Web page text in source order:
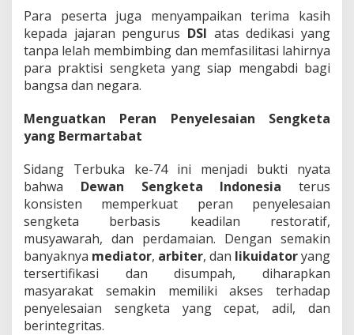
Para peserta juga menyampaikan terima kasih
kepada jajaran pengurus DSI atas dedikasi yang
tanpa lelah membimbing dan memfasilitasi lahirnya
para praktisi sengketa yang siap mengabdi bagi
bangsa dan negara.
Menguatkan Peran Penyelesaian Sengketa
yang Bermartabat
Sidang Terbuka ke-74 ini menjadi bukti nyata
bahwa Dewan Sengketa Indonesia terus
konsisten memperkuat peran penyelesaian
sengketa berbasis keadilan restoratif,
musyawarah, dan perdamaian. Dengan semakin
banyaknya mediator, arbiter, dan likuidatoryang
tersertifikasi dan disumpah, diharapkan
masyarakat semakin memiliki akses terhadap
penyelesaian sengketa yang cepat, adil, dan
berintegritas.